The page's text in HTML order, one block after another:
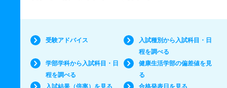
受験アドバイス
入試種別から入試科目・日
程を調べる
学部学科から入試科目・日
程を調べる
健康生活学部の偏差値を見
る
入試結果（倍率）を見る
合格発表日を見る